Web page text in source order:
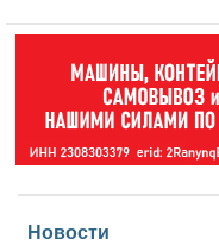
Новости